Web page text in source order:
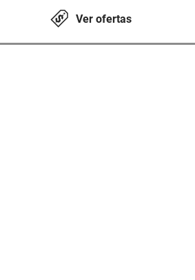
Ver ofertas